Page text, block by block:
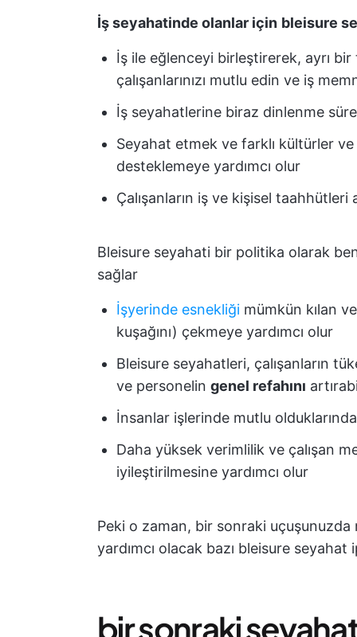
İş seyahatinde olanlar için bleisure
İş ile eğlenceyi birleştirerek, ayrı
çalışanlarınızı mutlu edin ve iş
İş seyahatlerine biraz dinlenme
Seyahat etmek ve farklı kültürler
desteklemeye yardımcı olur
Çalışanların iş ve kişisel taahhütleri
Bleisure seyahati bir politika olarak
sağlar
İşyerinde esnekliği mümkün kılan
kuşağını) çekmeye yardımcı olur
Bleisure seyahatleri, çalışanların
ve personelin genel refahını
İnsanlar işlerinde mutlu
Daha yüksek verimlilik ve çalışan
iyileştirilmesine yardımcı olur
Peki o zaman, bir sonraki
yardımcı olacak bazı bleisure seyahat
bir sonraki